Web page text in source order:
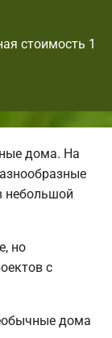
стоимость 1
дома. На
небольшой
но
с
дома